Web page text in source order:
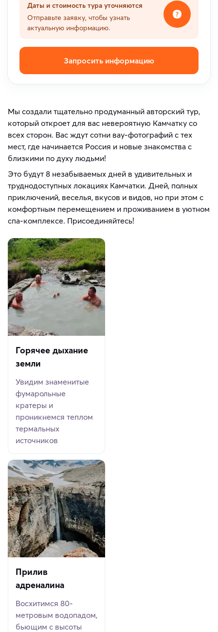
Даты и стоимость тура уточняются
Отправьте заявку, чтобы узнать
актуальную информацию.
Запросить информацию
Мы создали тщательно продуманный авторский тур,
который откроет для вас невероятную Камчатку со
всех сторон. Вас ждут сотни вау-фотографий с тех
мест, где начинается Россия и новые знакомства с
близкими по духу людьми!
Это будут 8 незабываемых дней в удивительных и
труднодоступных локациях Камчатки. Дней, полных
приключений, веселья, вкусов и видов, но при этом с
комфортным перемещением и проживанием в уютном
спа-комплексе. Присоединяйтесь!
Горячее дыхание
земли
Увидим знаменитые
фумарольные
кратеры и
проникнемся теплом
термальных
источников
Прилив
адреналина
Восхитимся 80-
метровым водопадом,
бьющим с высоты